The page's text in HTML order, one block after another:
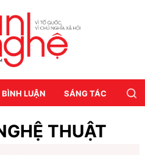
LUẬN SÁNG TÁC
THUẬT